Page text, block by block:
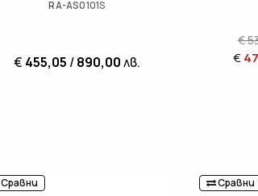
RA-AS0101S
€ 455,05 /890,00лв.
€
€
Сравни Сравни